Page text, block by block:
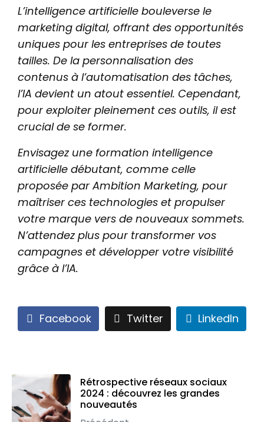
L’intelligence artificielle bouleverse le
marketing digital, offrant des opportunités
uniques pour les entreprises de toutes
tailles. De la personnalisation des
contenus à l’automatisation des tâches,
l’IA devient un atout essentiel. Cependant,
pour exploiter pleinement ces outils, il est
crucial de se former.
Envisagez une formation intelligence
artificielle débutant, comme celle
proposée par Ambition Marketing, pour
maîtriser ces technologies et propulser
votre marque vers de nouveaux sommets.
N’attendez plus pour transformer vos
campagnes et développer votre visibilité
grâce à l’IA.
Facebook Twitter LinkedIn
Rétrospective réseaux sociaux
2024 : découvrez les grandes
nouveautés